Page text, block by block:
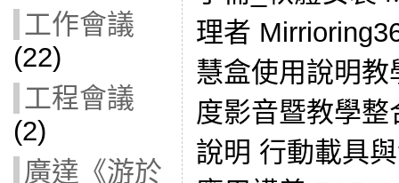
工作會議
(22)
工程會議
(2)
廣達《游於
理者
慧盒使用說明
度影音暨教學
說明 行動載具